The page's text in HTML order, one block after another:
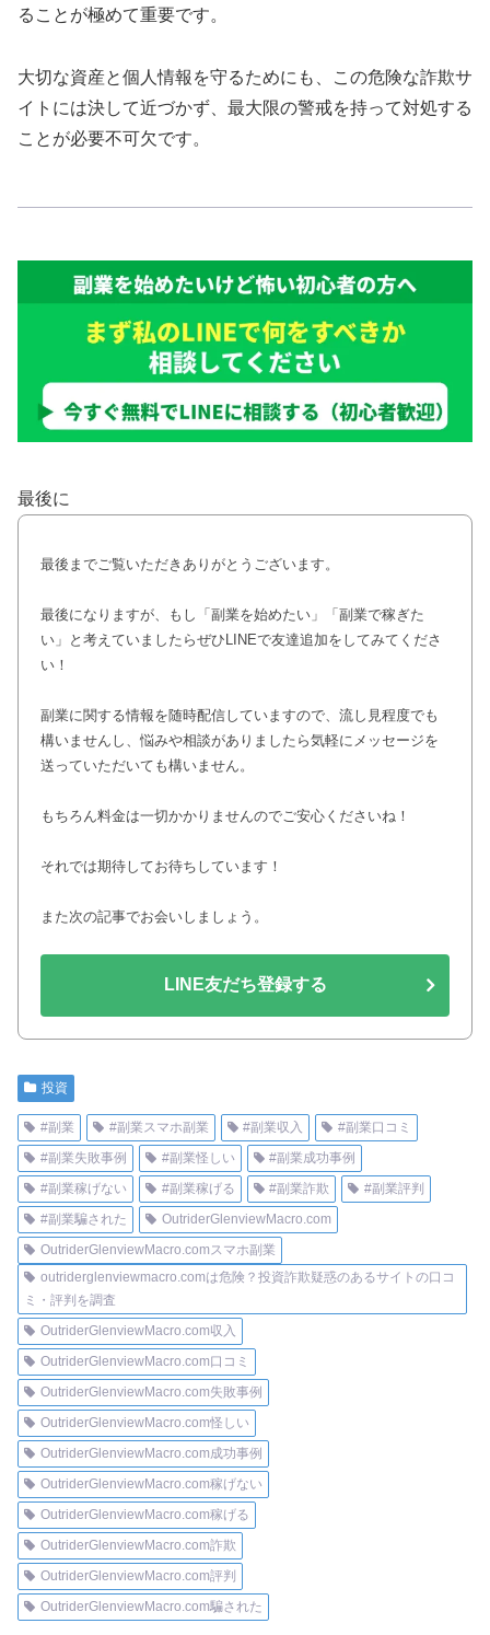
ることが極めて重要です。
大切な資産と個人情報を守るためにも、この危険な詐欺サ
イトには決して近づかず、最大限の警戒を持って対処する
ことが必要不可欠です。
最後に
最後までご覧いただきありがとうございます。
最後になりますが、もし「副業を始めたい」「副業で稼ぎた
い」と考えていましたらぜひLINEで友達追加をしてみてくださ
い！
副業に関する情報を随時配信していますので、流し見程度でも
構いませんし、悩みや相談がありましたら気軽にメッセージを
送っていただいても構いません。
もちろん料金は一切かかりませんのでご安心くださいね！
それでは期待してお待ちしています！
また次の記事でお会いしましょう。
LINE友だち登録する
投資
#副業 #副業スマホ副業 #副業収入
#副業口コミ
#副業失敗事例
#副業怪しい
#副業成功事例
#副業稼げない
#副業稼げる #副業詐欺
#副業評判
#副業騙された
OutriderGlenviewMacro.com
OutriderGlenviewMacro.comスマホ副業
outriderglenviewmacro.comは危険？投資詐欺疑惑のあるサイトの口コ
ミ・評判を調査
OutriderGlenviewMacro.com収入
OutriderGlenviewMacro.com口コミ
OutriderGlenviewMacro.com失敗事例
OutriderGlenviewMacro.com怪しい
OutriderGlenviewMacro.com成功事例
OutriderGlenviewMacro.com稼げない
OutriderGlenviewMacro.com稼げる
OutriderGlenviewMacro.com詐欺
OutriderGlenviewMacro.com評判
OutriderGlenviewMacro.com騙された